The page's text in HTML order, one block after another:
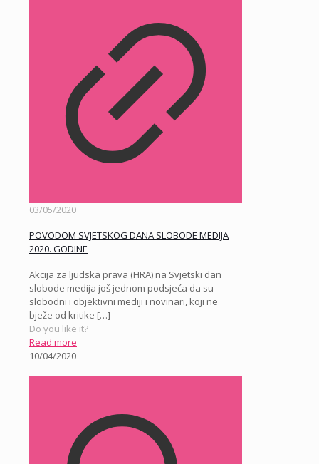
03/05/2020
POVODOM SVJETSKOG DANA SLOBODE MEDIJA
2020. GODINE
Akcija za ljudska prava (HRA) na Svjetski dan
slobode medija još jednom podsjeća da su
slobodni i objektivni mediji i novinari, koji ne
bježe od kritike […]
Do you like it?
Read more
10/04/2020